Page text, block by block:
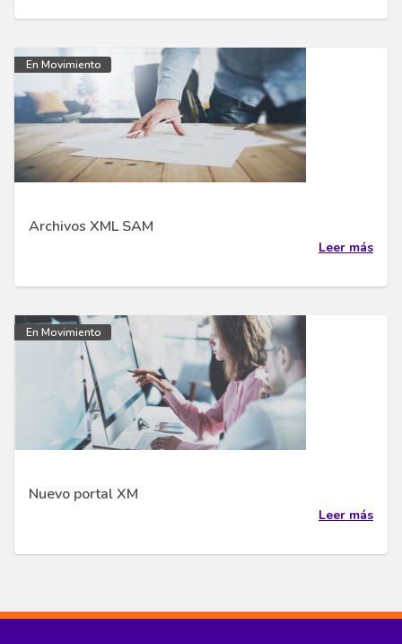
En Movimiento
Archivos XML SAM
Leer más
En Movimiento
Nuevo portal XM
Leer más